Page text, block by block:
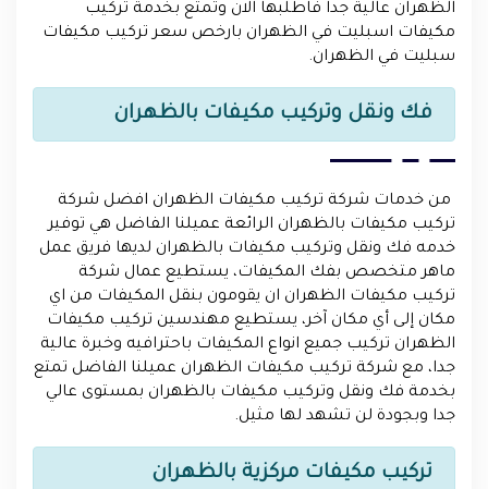
الظهران عالية جدا فاطلبها الان وتمتع بخدمة تركيب
مكيفات اسبليت في الظهران بارخص سعر تركيب مكيفات
سبليت في الظهران.
فك ونقل وتركيب مكيفات بالظهران
من خدمات شركة تركيب مكيفات الظهران افضل شركة
تركيب مكيفات بالظهران الرائعة عميلنا الفاضل هي توفير
خدمه فك ونقل وتركيب مكيفات بالظهران لديها فريق عمل
ماهر متخصص بفك المكيفات، يستطيع عمال شركة
تركيب مكيفات الظهران ان يقومون بنقل المكيفات من اي
مكان إلى أي مكان آخر، يستطيع مهندسين تركيب مكيفات
الظهران تركيب جميع انواع المكيفات باحترافيه وخبرة عالية
جدا، مع شركة تركيب مكيفات الظهران عميلنا الفاضل تمتع
بخدمة فك ونقل وتركيب مكيفات بالظهران بمستوى عالي
جدا وبجودة لن تشهد لها مثيل.
تركيب مكيفات مركزية بالظهران